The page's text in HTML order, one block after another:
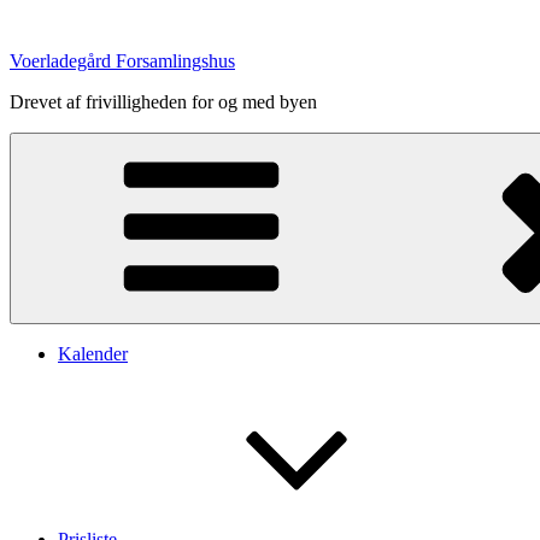
indhold
Voerladegård Forsamlingshus
Drevet af frivilligheden for og med byen
Kalender